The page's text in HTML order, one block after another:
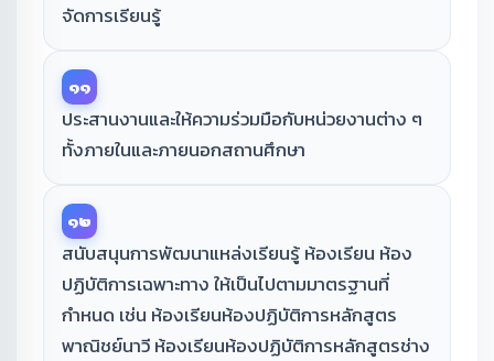
จัดการเรียนรู้
๑๑
ประสานงานและให้ความร่วมมือกับหน่วยงานต่าง ๆ
ทั้งภายในและภายนอกสถานศึกษา
๑๒
สนับสนุนการพัฒนาแหล่งเรียนรู้ ห้องเรียน ห้อง
ปฏิบัติการเฉพาะทาง ให้เป็นไปตามมาตรฐานที่
กำหนด เช่น ห้องเรียนห้องปฏิบัติการหลักสูตร
พาณิชย์นาวี ห้องเรียนห้องปฏิบัติการหลักสูตรช่าง